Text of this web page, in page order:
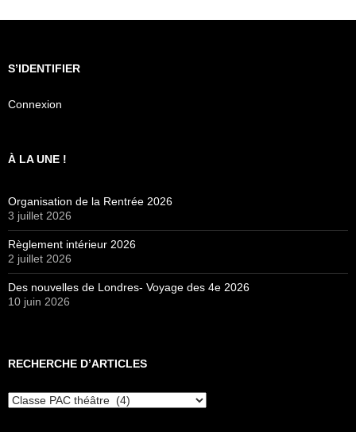
S’IDENTIFIER
Connexion
À LA UNE !
Organisation de la Rentrée 2026
3 juillet 2026
Règlement intérieur 2026
2 juillet 2026
Des nouvelles de Londres- Voyage des 4e 2026
10 juin 2026
RECHERCHE D’ARTICLES
Recherche